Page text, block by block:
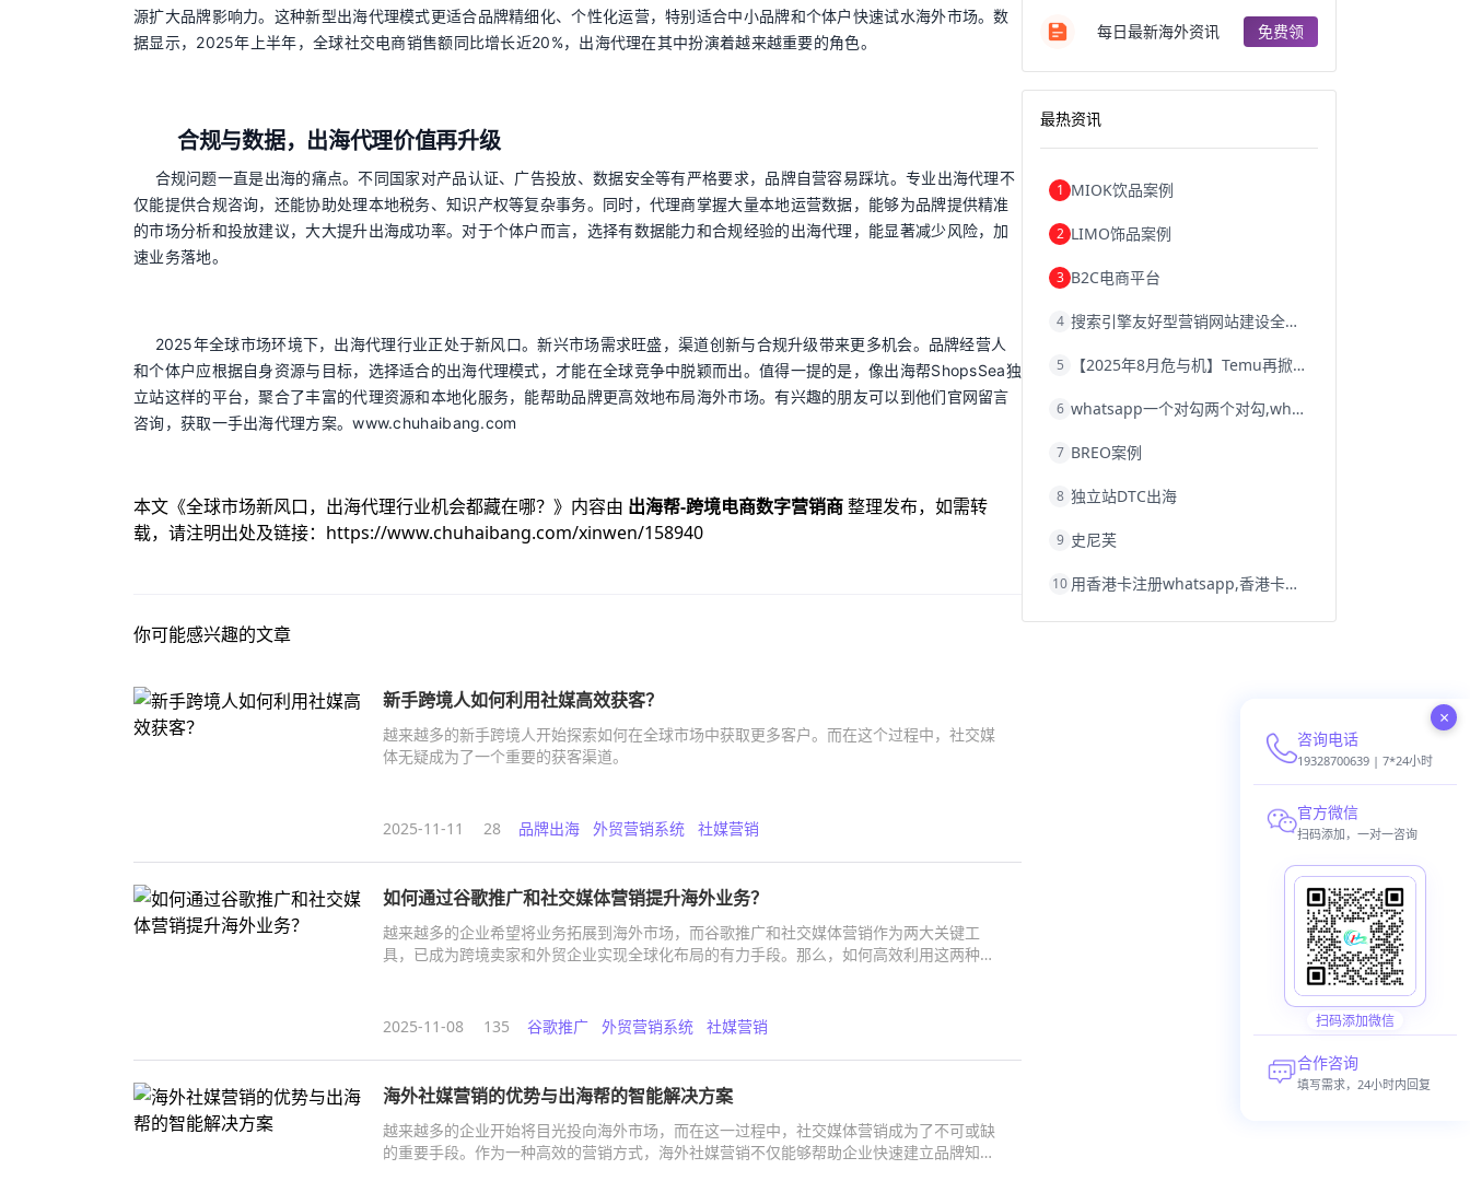
源扩大品牌影响力。这种新型出海代理模式更适合品牌精细化、个性化运营，特别适合中小品牌和个体户快速试水海外市场。数
据显示，2025年上半年，全球社交电商销售额同比增长近20%，出海代理在其中扮演着越来越重要的角色。
合规与数据，出海代理价值再升级
合规问题一直是出海的痛点。不同国家对产品认证、广告投放、数据安全等有严格要求，品牌自营容易踩坑。专业出海代理不
仅能提供合规咨询，还能协助处理本地税务、知识产权等复杂事务。同时，代理商掌握大量本地运营数据，能够为品牌提供精准
的市场分析和投放建议，大大提升出海成功率。对于个体户而言，选择有数据能力和合规经验的出海代理，能显著减少风险，加
速业务落地。
2025年全球市场环境下，出海代理行业正处于新风口。新兴市场需求旺盛，渠道创新与合规升级带来更多机会。品牌经营人
和个体户应根据自身资源与目标，选择适合的出海代理模式，才能在全球竞争中脱颖而出。值得一提的是，像出海帮ShopsSea独
立站这样的平台，聚合了丰富的代理资源和本地化服务，能帮助品牌更高效地布局海外市场。有兴趣的朋友可以到他们官网留言
咨询，获取一手出海代理方案。www.chuhaibang.com
本文《全球市场新风口，出海代理行业机会都藏在哪？ 》内容由 出海帮-跨境电商数字营销商整理发布，如需转
载，请注明出处及链接： https://www.chuhaibang.com/xinwen/158940
你可能感兴趣的文章
新手跨境人如何利用社媒高效获客？
越来越多的新手跨境人开始探索如何在全球市场中获取更多客户。而在这个过程中，社交媒
体无疑成为了一个重要的获客渠道。
2025-11-11 28 品牌出海 外贸营销系统 社媒营销
如何通过谷歌推广和社交媒体营销提升海外业务？
越来越多的企业希望将业务拓展到海外市场，而谷歌推广和社交媒体营销作为两大关键工
具，已成为跨境卖家和外贸企业实现全球化布局的有力手段。那么，如何高效利用这两种方
2025-11-08 135 谷歌推广 外贸营销系统 社媒营销
海外社媒营销的优势与出海帮的智能解决方案
越来越多的企业开始将目光投向海外市场，而在这一过程中，社交媒体营销成为了不可或缺
的重要手段。作为一种高效的营销方式，海外社媒营销不仅能够帮助企业快速建立品牌知名
阿里跨境电商
跨境电商费用美国跨境电商
跨境电商教程
独立站跨境电商跨境电商独立站
跨境电商erp西安跨境电商
沈阳跨境电商跨境电商服务平台
跨境电商网店跨境电商物流模式
跨境电商结算浙江跨境电商
跨境电商优势跨境电商的优势seo运营
whatsapp群发
每日最新海外资讯 免费领
最热资讯
1 MIOK饮品案例
2 LIMO饰品案例
3 B2C电商平台
4 搜索引擎友好型营销网站建设全攻略
5 【2025年8月危与机】Temu再掀封店风暴，独立站才是跨境卖家的避险通道
6 whatsapp一个对勾两个对勾,whatsapp对勾代表什么意思
7 BREO案例
8 独立站DTC出海
9 史尼芙
10 用香港卡注册whatsapp,香港卡不能注册whatsapp
×
咨询电话
19328700639 | 7*24小时
官方微信
扫码添加，一对一咨询
扫码添加微信
合作咨询
填写需求，24小时内回复